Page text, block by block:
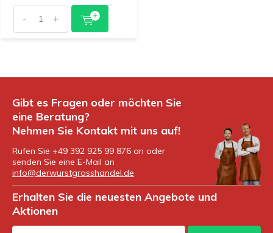
- +
Gibt es Fragen oder möchten Sie
eine Beratung?
Nehmen Sie Kontakt mit uns auf!
Rufen Sie +49 392 925 99 876 an oder
senden Sie eine E-Mail an
info@derwurstgrosshandel.de
Erhalten Sie die neuesten Angebote und
Aktionen